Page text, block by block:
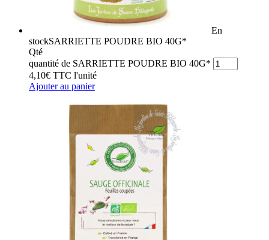
En
stockSARRIETTE POUDRE BIO 40G*
Qté
quantité de SARRIETTE POUDRE BIO 40G*
4,10€ TTC l'unité
Ajouter au panier